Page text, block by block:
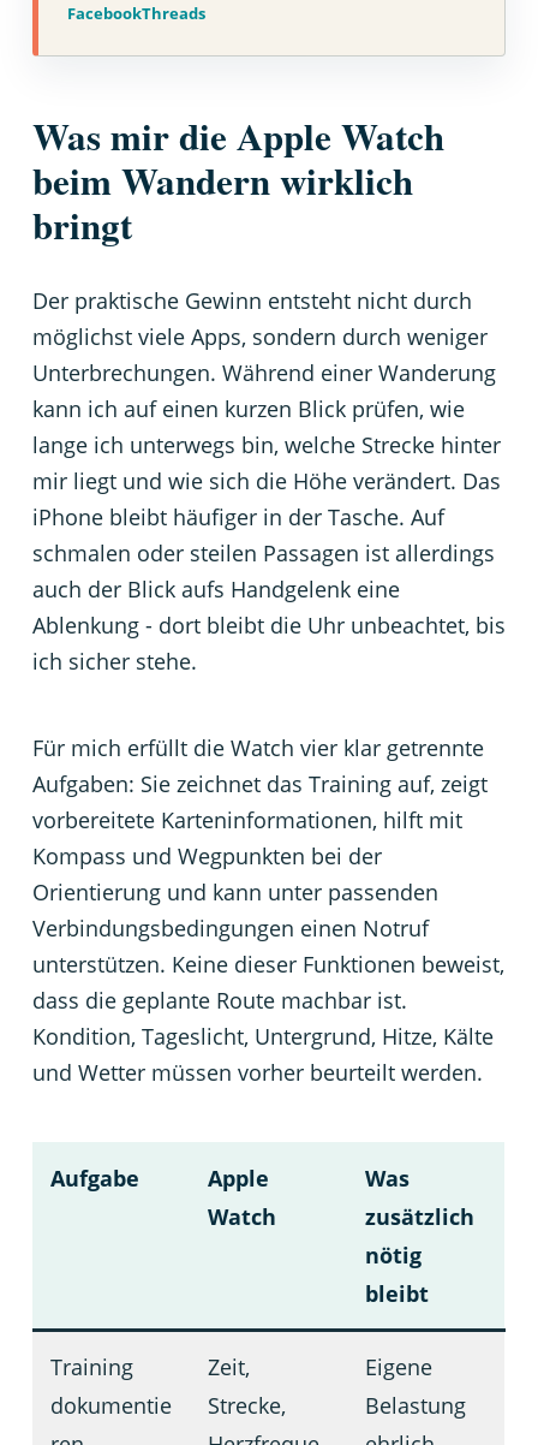
FacebookThreads
Was mir die Apple Watch
beim Wandern wirklich
bringt
Der praktische Gewinn entsteht nicht durch
möglichst viele Apps, sondern durch weniger
Unterbrechungen. Während einer Wanderung
kann ich auf einen kurzen Blick prüfen, wie
lange ich unterwegs bin, welche Strecke hinter
mir liegt und wie sich die Höhe verändert. Das
iPhone bleibt häufiger in der Tasche. Auf
schmalen oder steilen Passagen ist allerdings
auch der Blick aufs Handgelenk eine
Ablenkung - dort bleibt die Uhr unbeachtet, bis
ich sicher stehe.
Für mich erfüllt die Watch vier klar getrennte
Aufgaben: Sie zeichnet das Training auf, zeigt
vorbereitete Karteninformationen, hilft mit
Kompass und Wegpunkten bei der
Orientierung und kann unter passenden
Verbindungsbedingungen einen Notruf
unterstützen. Keine dieser Funktionen beweist,
dass die geplante Route machbar ist.
Kondition, Tageslicht, Untergrund, Hitze, Kälte
und Wetter müssen vorher beurteilt werden.
Aufgabe
Apple
Watch
Was
zusätzlich
nötig
bleibt
Training
dokumentie
Zeit,
Strecke,
Eigene
Belastung